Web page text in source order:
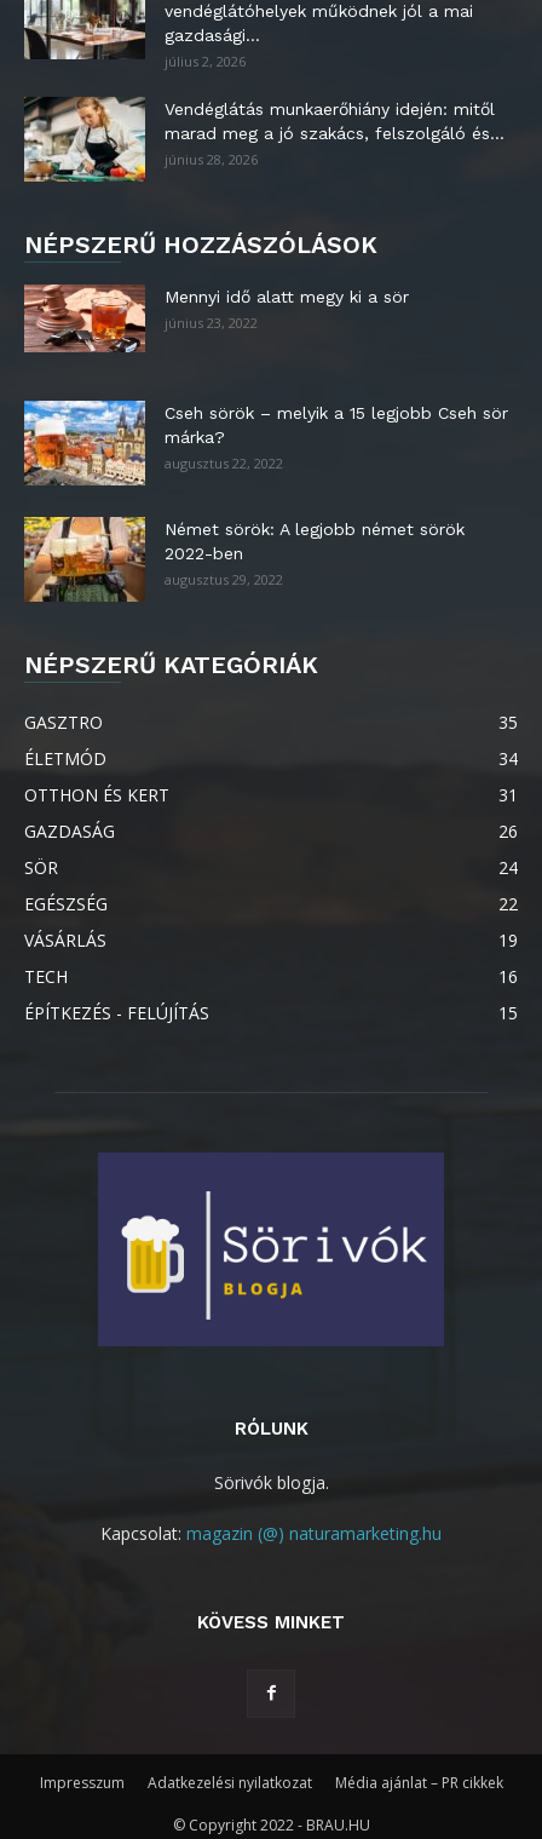
vendéglátóhelyek működnek jól a mai
gazdasági...
július 2, 2026
Vendéglátás munkaerőhiány idején: mitől
marad meg a jó szakács, felszolgáló és...
június 28, 2026
NÉPSZERŰ HOZZÁSZÓLÁSOK
Mennyi idő alatt megy ki a sör
június 23, 2022
Cseh sörök – melyik a 15 legjobb Cseh sör
márka?
augusztus 22, 2022
Német sörök: A legjobb német sörök
2022-ben
augusztus 29, 2022
NÉPSZERŰ KATEGÓRIÁK
GASZTRO
35
ÉLETMÓD
34
OTTHON ÉS KERT
31
GAZDASÁG
26
SÖR
24
EGÉSZSÉG
22
VÁSÁRLÁS
19
TECH
16
ÉPÍTKEZÉS - FELÚJÍTÁS
15
RÓLUNK
Sörivók blogja.
Kapcsolat: magazin (@) naturamarketing.hu
KÖVESS MINKET
Impresszum Adatkezelési nyilatkozat Média ajánlat – PR cikkek
© Copyright 2022 - BRAU.HU